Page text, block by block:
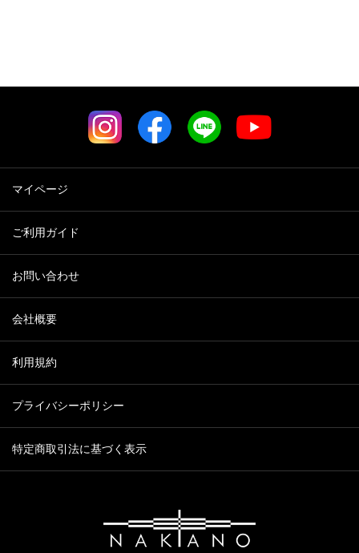
マイページ
ご利用ガイド
お問い合わせ
会社概要
利用規約
プライバシーポリシー
特定商取引法に基づく表示